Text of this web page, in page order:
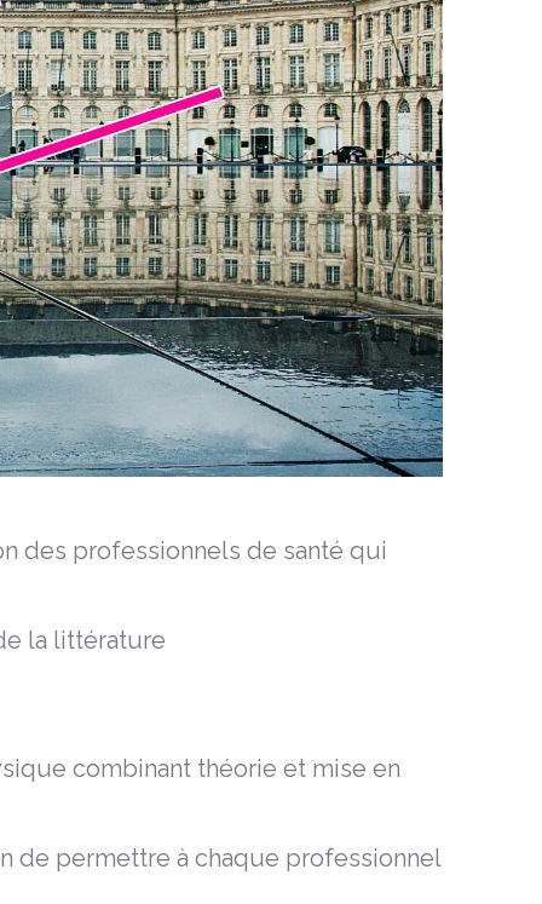
des professionnels de santé qui
la littérature
combinant théorie et mise en
de permettre à chaque professionnel